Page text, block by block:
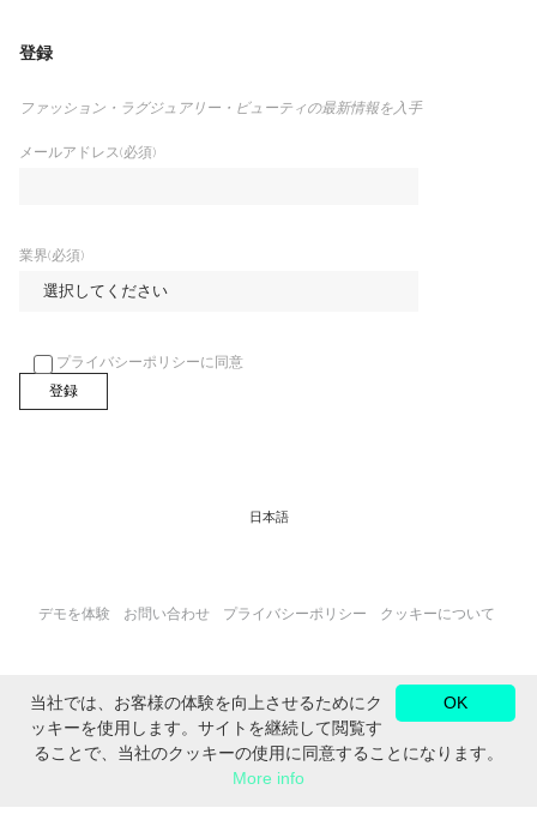
登録
ファッション・ラグジュアリー・ビューティの最新情報を入手
メールアドレス(必須)
業界(必須)
プライバシーポリシーに同意
日本語
デモを体験 お問い合わせ プライバシーポリシー クッキーについて
FOLLOW US ON:
OK
当社では、お客様の体験を向上させるためにク
ッキーを使用します。サイトを継続して閲覧す
ることで、当社のクッキーの使用に同意することになります。
More info